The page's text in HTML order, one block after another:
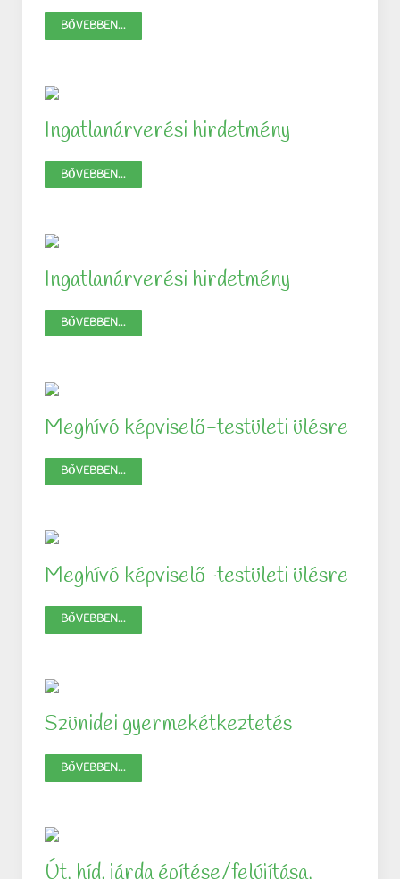
BŐVEBBEN...
Ingatlanárverési hirdetmény
BŐVEBBEN...
Ingatlanárverési hirdetmény
BŐVEBBEN...
Meghívó képviselő-testületi ülésre
BŐVEBBEN...
Meghívó képviselő-testületi ülésre
BŐVEBBEN...
Szünidei gyermekétkeztetés
BŐVEBBEN...